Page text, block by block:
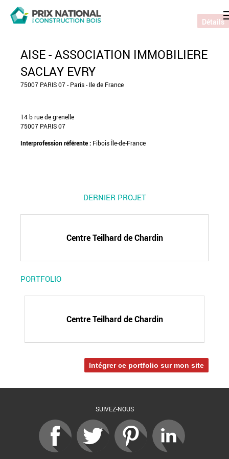
AISE - ASSOCIATION IMMOBILIERE
SACLAY EVRY
75007 PARIS 07 - Paris - Ile de France
14 b rue de grenelle
75007 PARIS 07
Interprofession référente : Fibois Île-de-France
DERNIER PROJET
Centre Teilhard de Chardin
Détails
PORTFOLIO
Centre Teilhard de Chardin
Intégrer ce portfolio sur mon site
SUIVEZ-NOUS